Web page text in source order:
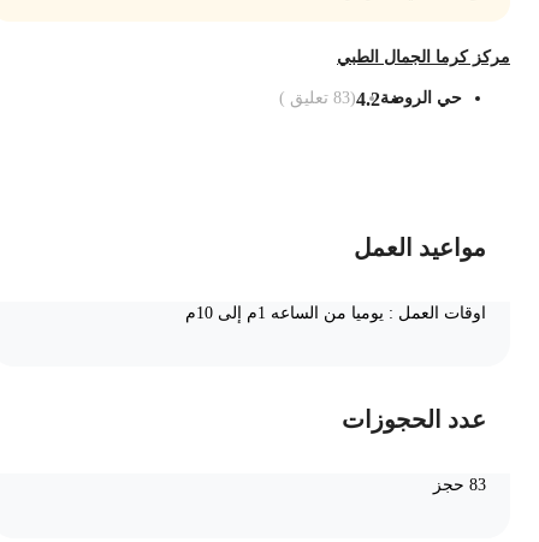
كرما الجمال الطبي
حي الروضة 4.2
(
83تعليق )
مواعيد العمل
اوقات العمل : يوميا من الساعه 1م إلى 10م
عدد الحجوزات